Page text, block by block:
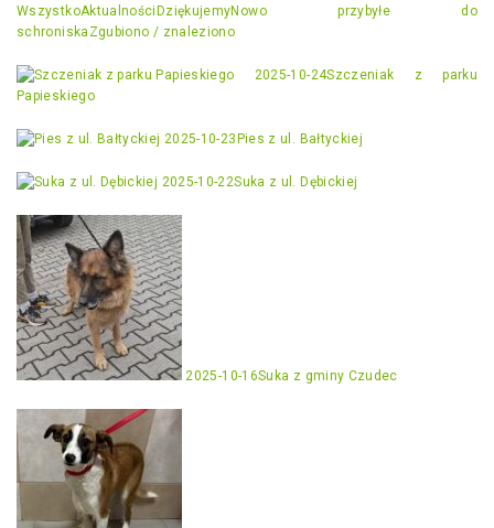
WszystkoAktualności DziękujemyNowo przybyłe do
schroniska Zgubiono / znaleziono
2025-10-24Szczeniak z parku
Papieskiego
2025-10-23 Pies z ul. Bałtyckiej
2025-10-22Suka z ul. Dębickiej
2025-10-16Suka z gminy Czudec